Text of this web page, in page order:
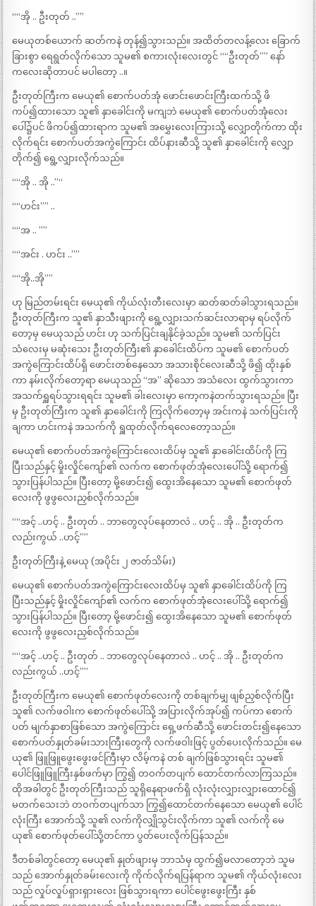
““အို .. ဦးတုတ် ..””
မေယုတစ်ယောက် ဆတ်ကနဲ တုန်၍သွားသည်။ အထိတ်တလန့်လေး ခြောက်
ခြားစွာ ရေရွတ်လိုက်သော သူမ၏ စကားလုံးလေးတွင် ““ဦးတုတ်”” နော်
ကလေးဆိုတာပင် မပါတော့ ..။
ဦးတုတ်ကြီးက မေယု၏ စောက်ပတ်အုံ ဖောင်းဖောင်းကြီးထက်သို့ ဖိ
ကပ်၍ထားသော သူ၏ နှာခေါင်းကို မကျဘဲ မေယု၏ စောက်ပတ်အုံလေး
ပေါ်၌ပင် ဖိကပ်၍ထားရာက သူမ၏ အမွှေးလေးကြားသို့ လျှောတိုက်ကာ ထိုး
လိုက်ရင်း စောက်ပတ်အကွဲကြောင်း ထိပ်နားဆီသို့ သူ၏ နှာခေါင်းကို လျှော
တိုက်၍ ရွေ့လျှားလိုက်သည်။
““အို .. အို ..”“
““ဟင်း”” ..
““အ .. ””
““အင်း . ဟင်း ..””
““အို..အို””
ဟု မြည်တမ်းရင်း မေယု၏ ကိုယ်လုံးတီးလေးမှာ ဆတ်ဆတ်ခါသွားရသည်။
ဦးတုတ်ကြီးက သူ၏ နှာသီးဖျားကို ရွေ့လျှားသက်ဆင်းလာရာမှ ရပ်လိုက်
တော့မှ မေယုသည် ဟင်း ဟု သက်ပြင်းချနိုင်ခဲ့သည်။ သူမ၏ သက်ပြင်း
သံလေးမှ မဆုံးသေး ဦးတုတ်ကြီး၏ နှာခေါင်းထိပ်က သူမ၏ စောက်ပတ်
အကွဲကြောင်းထိပ်ရှိ ဖောင်းတစ်နေသော အသားစိုင်လေးဆီသို့ ဖိ၍ ထိုးနှစ်
ကာ နမ်းလိုက်တော့ရာ မေယုသည် “အ” ဆိုသော အသံလေး ထွက်သွားကာ
အသက်ရှူရပ်သွားရရင်း သူမ၏ ခါးလေးမှာ ကော့ကနဲတက်သွားရသည်။ ပြီး
မှ ဦးတုတ်ကြီးက သူ၏ နှာခေါင်းကို ကြလိုက်တော့မှ အင်းကနဲ သက်ပြင်းကို
ချကာ ဟင်းကနဲ အသက်ကို ရှူထုတ်လိုက်ရလေတော့သည်။
မေယု၏ စောက်ပတ်အကွဲကြောင်းလေးထိပ်မှ သူ၏ နှာခေါင်းထိပ်ကို ကြ
ပြီးသည်နှင့် မှိုးလှိုင်ကျော်၏ လက်က စောက်ဖုတ်အုံလေးပေါ်သို့ ရောက်၍
သွားပြန်ပါသည်။ ပြီးတော့ မို့ဖောင်း၍ ထွေးအိနေသော သူမ၏ စောက်ဖုတ်
လေးကို ဖွဖွလေးညှစ်လိုက်သည်။
““အင့် ..ဟင့် .. ဦးတုတ် .. ဘာတွေလုပ်နေတာလဲ .. ဟင့် .. အို .. ဦးတုတ်က
လည်းကွယ် ..ဟင့်””
ဦးတုတ်ကြီးနဲ့ မေယု (အပိုင်း ၂ ဇာတ်သိမ်း)
မေယု၏ စောက်ပတ်အကွဲကြောင်းလေးထိပ်မှ သူ၏ နှာခေါင်းထိပ်ကို ကြ
ပြီးသည်နှင့် မှိုးလှိုင်ကျော်၏ လက်က စောက်ဖုတ်အုံလေးပေါ်သို့ ရောက်၍
သွားပြန်ပါသည်။ ပြီးတော့ မို့ဖောင်း၍ ထွေးအိနေသော သူမ၏ စောက်ဖုတ်
လေးကို ဖွဖွလေးညှစ်လိုက်သည်။
““အင့် ..ဟင့် .. ဦးတုတ် .. ဘာတွေလုပ်နေတာလဲ .. ဟင့် .. အို .. ဦးတုတ်က
လည်းကွယ် ..ဟင့်””
ဦးတုတ်ကြီးက မေယု၏ စောက်ဖုတ်လေးကို တစ်ချက်မျှ ဖျစ်ညှစ်လိုက်ပြီး
သူ၏ လက်ဖဝါးက စောက်ဖုတ်ပေါ်သို့ အပြားလိုက်အုပ်၍ ကပ်ကာ စောက်
ပတ် မျက်နှာစာဖြစ်သော အကွဲကြောင်း ရှေ့ဖက်ဆီသို့ ဖောင်းတင်း၍နေသော
စောက်ပတ်နှုတ်ခမ်းသားကြီးတွေကို လက်ဖဝါးဖြင့် ပွတ်ပေးလိုက်သည်။ မေ
ယု၏ ဖြူဖြူဖွေးဖွေးဖင်ကြီးမှာ လိမ့်ကနဲ တစ် ချက်ဖြစ်သွားရင်း သူမ၏
ပေါင်ဖြူဖြူကြီးနှစ်ဖက်မှာ ကြွ၍ တဝက်တပျက် ထောင်တက်လာကြသည်။
ထိုအခါတွင် ဦးတုတ်ကြီးသည် သူရှိနေရာဖက်ရှိ လုံးလုံးလျှားလျှားထောင်၍
မတက်သေးဘဲ တဝက်တပျက်သာ ကြွ၍ထောင်တက်နေသော မေယု၏ ပေါင်
လုံးကြီး အောက်သို့ သူ၏ လက်ကိုလျှိုသွင်းလိုက်ကာ သူ၏ လက်ကို မေ
ယု၏ စောက်ဖုတ်ပေါ်သို့တင်ကာ ပွတ်ပေးလိုက်ပြန်သည်။
ဒီတစ်ခါတွင်တော့ မေယု၏ နှုတ်ဖျားမှ ဘာသံမှ ထွက်၍မလာတော့ဘဲ သူမ
သည် အောက်နှုတ်ခမ်းလေးကို ကိုက်လိုက်ရပြန်ရာက သူမ၏ ကိုယ်လုံးလေး
သည် လှုပ်လှုပ်ရှားရှားလေး ဖြစ်သွားရကာ ပေါင်ဖွေးဖွေးကြီး နှစ်